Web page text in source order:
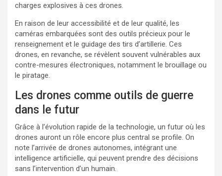
charges explosives à ces drones.
En raison de leur accessibilité et de leur qualité, les
caméras embarquées sont des outils précieux pour le
renseignement et le guidage des tirs d’artillerie. Ces
drones, en revanche, se révèlent souvent vulnérables aux
contre-mesures électroniques, notamment le brouillage ou
le piratage.
Les drones comme outils de guerre
dans le futur
Grâce à l’évolution rapide de la technologie, un futur où les
drones auront un rôle encore plus central se profile. On
note l’arrivée de drones autonomes, intégrant une
intelligence artificielle, qui peuvent prendre des décisions
sans l’intervention d’un humain.